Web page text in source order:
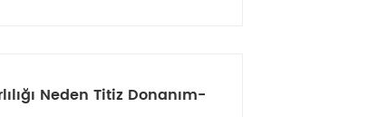
Neden Titiz Donanım-